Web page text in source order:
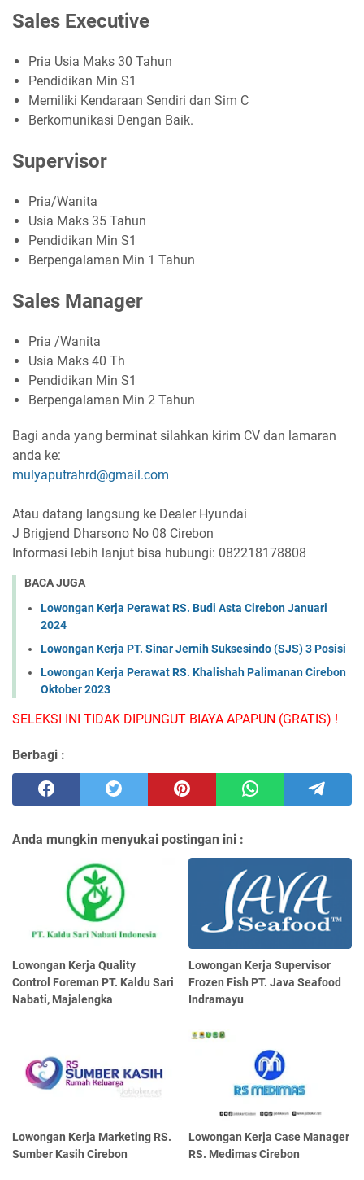
Sales Executive
Pria Usia Maks 30 Tahun
Pendidikan Min S1
Memiliki Kendaraan Sendiri dan Sim C
Berkomunikasi Dengan Baik.
Supervisor
Pria/Wanita
Usia Maks 35 Tahun
Pendidikan Min S1
Berpengalaman Min 1 Tahun
Sales Manager
Pria /Wanita
Usia Maks 40 Th
Pendidikan Min S1
Berpengalaman Min 2 Tahun
Bagi anda yang berminat silahkan kirim CV dan lamaran
anda ke:
mulyaputrahrd@gmail.com
Atau datang langsung ke Dealer Hyundai
J Brigjend Dharsono No 08 Cirebon
Informasi lebih lanjut bisa hubungi: 082218178808
BACA JUGA
Lowongan Kerja Perawat RS. Budi Asta Cirebon Januari
2024
Lowongan Kerja PT. Sinar Jernih Suksesindo (SJS) 3 Posisi
Lowongan Kerja Perawat RS. Khalishah Palimanan Cirebon
Oktober 2023
SELEKSI INI TIDAK DIPUNGUT BIAYA APAPUN (GRATIS) !
Berbagi :
Anda mungkin menyukai postingan ini :
Lowongan Kerja Quality
Control Foreman PT. Kaldu Sari
Nabati, Majalengka
Lowongan Kerja Supervisor
Frozen Fish PT. Java Seafood
Indramayu
Lowongan Kerja Marketing RS.
Sumber Kasih Cirebon
Lowongan Kerja Case Manager
RS. Medimas Cirebon